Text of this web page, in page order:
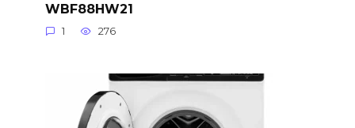
WBF88HW21
1 276